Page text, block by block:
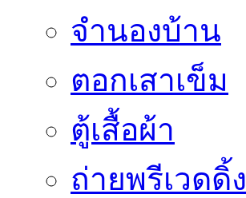
จำนองบ้าน
ตอกเสาเข็ม
ตู้เสื้อผ้า
ถ่ายพรีเวดดิ้ง